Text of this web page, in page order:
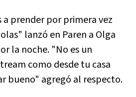
a prender por primera vez
lanzó en Paren a Olga
la noche. "No es un
como desde tu casa
bueno" agregó al respecto.